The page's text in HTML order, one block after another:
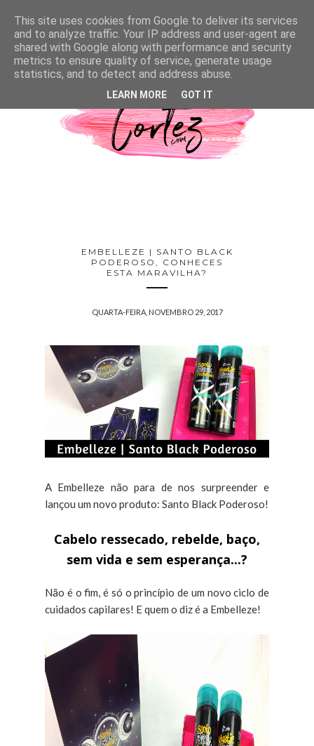
EMBELLEZE | SANTO BLACK
PODEROSO, CONHECES
ESTA MARAVILHA?
QUARTA-FEIRA, NOVEMBRO 29, 2017
A Embelleze não para de nos surpreender e
lançou um novo produto: Santo Black Poderoso!
Cabelo ressecado, rebelde, baço,
sem vida e sem esperança...?
Não é o fim, é só o princípio de um novo ciclo de
cuidados capilares! E quem o diz é a Embelleze!
This site uses cookies from Google to deliver its services
and to analyze traffic. Your IP address and user-agent are
shared with Google along with performance and security
metrics to ensure quality of service, generate usage
statistics, and to detect and address abuse.
LEARN MORE GOT IT